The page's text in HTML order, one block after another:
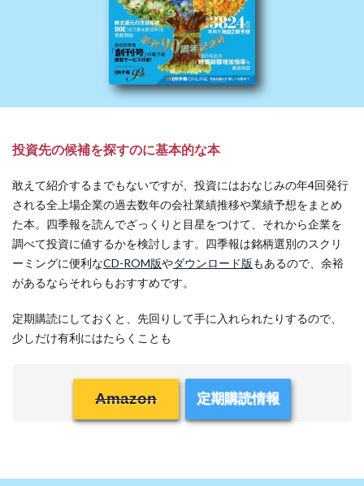
投資先の候補を探すのに基本的な本
敢えて紹介するまでもないですが、投資にはおなじみの年4回発行
される全上場企業の過去数年の会社業績推移や業績予想をまとめ
た本。四季報を読んでざっくりと目星をつけて、それから企業を
調べて投資に値するかを検討します。四季報は銘柄選別のスクリ
ーミングに便利なCD-ROM版やダウンロード版もあるので、余裕
があるならそれらもおすすめです。
定期購読にしておくと、先回りして手に入れられたりするので、
少しだけ有利にはたらくことも
Amazon 定期購読情報